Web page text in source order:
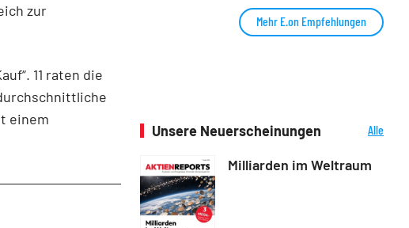
zur
11 raten die
durchschnittliche
einem
Mehr E.on Empfehlungen
Unsere Neuerscheinungen
Alle
Milliarden im Weltraum